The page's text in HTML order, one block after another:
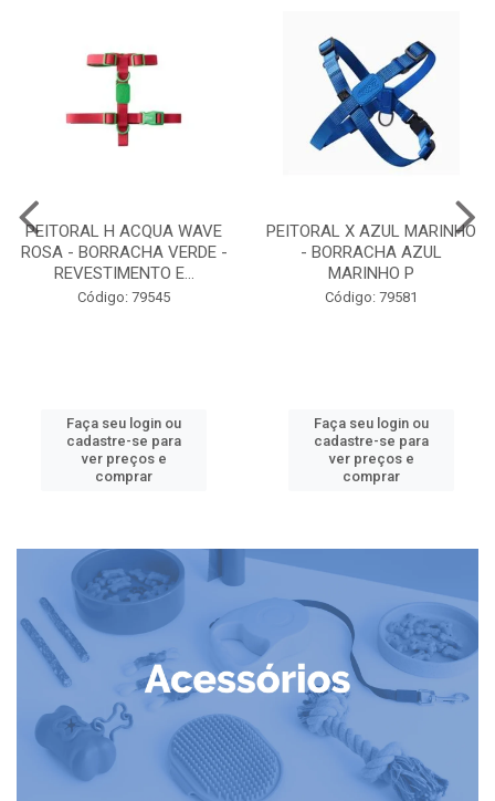
PEITORAL H ACQUA WAVE
ROSA - BORRACHA VERDE -
REVESTIMENTO E...
Código: 79545
Faça seu login ou
cadastre-se para
ver preços e
comprar
PEITORAL X AZUL MARINHO
- BORRACHA AZUL
MARINHO P
Código: 79581
Faça seu login ou
cadastre-se para
ver preços e
comprar